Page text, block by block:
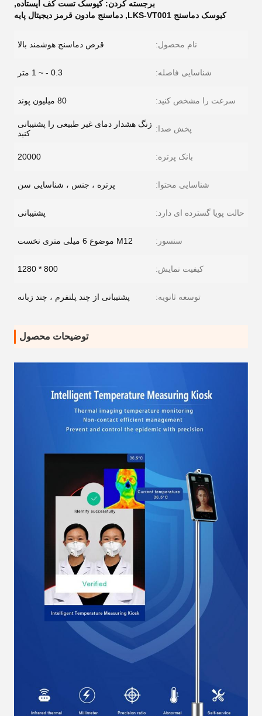
برجسته کردن:کیوسک تست کف ایستاده,
کیوسک دماسنج LKS-VT001
, دماسنج مادون قرمز دیجیتال پایه
نام محصول: قرص دماسنج هوشمند بالا
شناسایی فاصله: 0.3 - ~ 1 متر
سرعت را مشخص کنید: 80 میلیون پوند
پخش صدا: زنگ هشدار دمای غیر طبیعی را پشتیبانی
کنید
بانک پرتره: 20000
شناسایی محتوا: پرتره ، جنس ، شناسایی سن
حالت پویا گسترده ای دارد: پشتیبانی
سنسور: M12 موضوع 6 میلی متری نخست
کیفیت نمایش: 800 * 1280
توسعه ثانویه: پشتیبانی از چند پلتفرم ، چند زبانه
توضیحات محصول